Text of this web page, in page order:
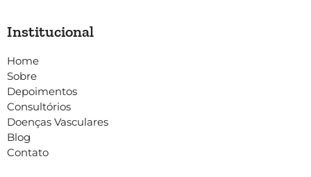
Institucional
Home
Sobre
Depoimentos
Consultórios
Doenças Vasculares
Blog
Contato